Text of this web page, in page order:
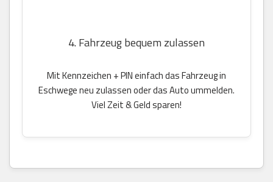
4. Fahrzeug bequem zulassen
Mit Kennzeichen + PIN einfach das Fahrzeug in
Eschwege neu zulassen oder das Auto ummelden.
Viel Zeit & Geld sparen!